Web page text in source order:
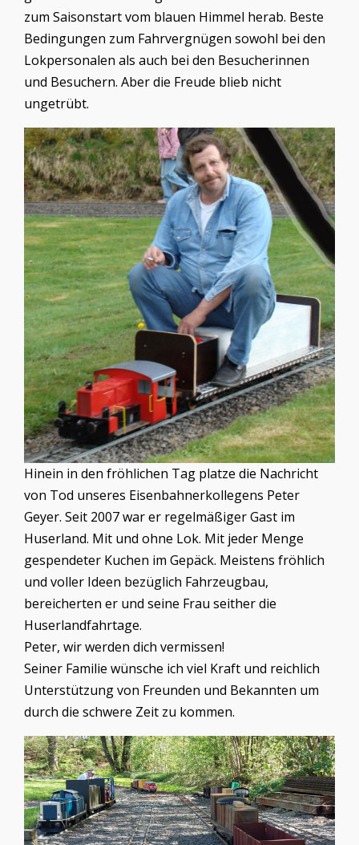
zum Saisonstart vom blauen Himmel herab. Beste
Bedingungen zum Fahrvergnügen sowohl bei den
Lokpersonalen als auch bei den Besucherinnen
und Besuchern. Aber die Freude blieb nicht
ungetrübt.
Hinein in den fröhlichen Tag platze die Nachricht
von Tod unseres Eisenbahnerkollegens Peter
Geyer. Seit 2007 war er regelmäßiger Gast im
Huserland. Mit und ohne Lok. Mit jeder Menge
gespendeter Kuchen im Gepäck. Meistens fröhlich
und voller Ideen bezüglich Fahrzeugbau,
bereicherten er und seine Frau seither die
Huserlandfahrtage.
Peter, wir werden dich vermissen!
Seiner Familie wünsche ich viel Kraft und reichlich
Unterstützung von Freunden und Bekannten um
durch die schwere Zeit zu kommen.